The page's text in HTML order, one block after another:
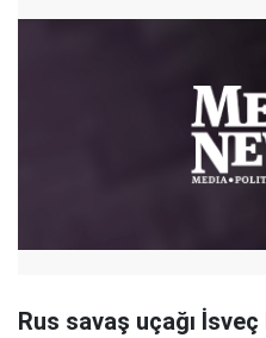
Rus savaş uçağı